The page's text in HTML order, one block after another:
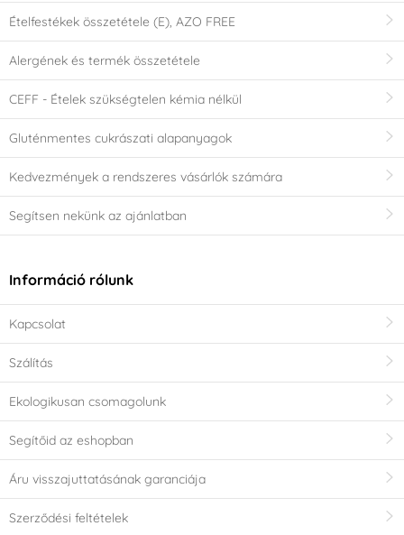
Ételfestékek összetétele (E), AZO FREE
Alergének és termék összetétele
CEFF - Ételek szükségtelen kémia nélkül
Gluténmentes cukrászati alapanyagok
Kedvezmények a rendszeres vásárlók számára
Segítsen nekünk az ajánlatban
Információ rólunk
Kapcsolat
Szálítás
Ekologikusan csomagolunk
Segítőid az eshopban
Áru visszajuttatásának garanciája
Szerződési feltételek